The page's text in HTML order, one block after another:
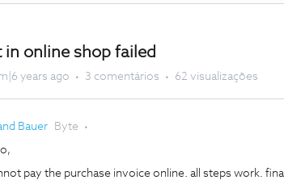
in online shop failed
years ago 3 comentários 62 visualizações
Bauer Byte
pay the purchase invoice online. all steps work.